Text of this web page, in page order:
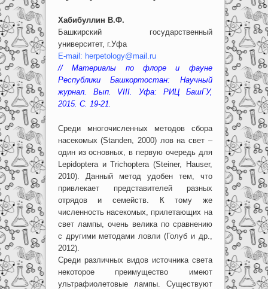
Хабибуллин В.Ф.
Башкирский государственный
университет, г.Уфа
E-mail: herpetology@mail.ru
// Материалы по флоре и фауне
Республики Башкортостан: Научный
журнал. Вып. VIII. Уфа: РИЦ БашГУ,
2015. С. 19-21.
Среди многочисленных методов сбора
насекомых (Standen, 2000) лов на свет –
один из основных, в первую очередь для
Lepidoptera и Trichoptera (Steiner, Hauser,
2010). Данный метод удобен тем, что
привлекает представителей разных
отрядов и семейств. К тому же
численность насекомых, прилетающих на
свет лампы, очень велика по сравнению
с другими методами ловли (Голуб и др.,
2012).
Среди различных видов источника света
некоторое преимущество имеют
ультрафиолетовые лампы. Существуют